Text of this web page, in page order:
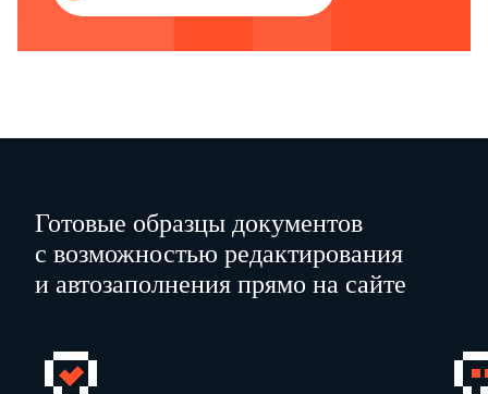
Готовые образцы документов
с возможностью редактирования
и автозаполнения прямо на сайте